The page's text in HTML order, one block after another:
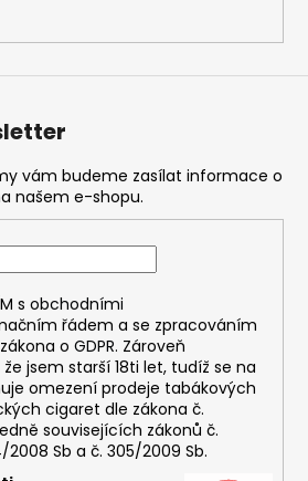
vám budeme zasílat informace o
našem e-shopu.
s obchodními
řádem a se zpracováním
o GDPR. Zároveň
že jsem starší 18ti let, tudíž se na
omezení prodeje tabákových
cigaret dle zákona č.
souvisejících zákonů č.
2008 Sb a č. 305/2009 Sb.